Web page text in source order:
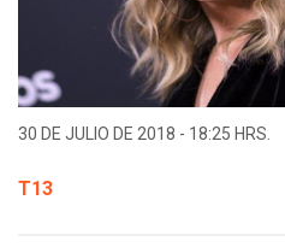
30 DE JULIO DE 2018 - 18:25 HRS.
T13